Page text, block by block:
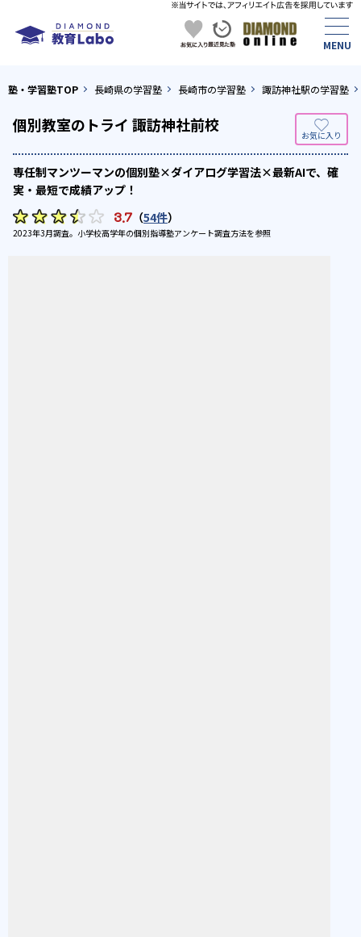
塾・学習塾TOP 長崎県の学習塾 長崎市の学習塾 諏訪神社駅の学習塾
個別教室のトライ 諏訪神社前校
専任制マンツーマンの個別塾×ダイアログ学習法×最新AIで、確
実・最短で成績アップ！
3.7 （54件）
2023年3月調査。 小学校高学年の個別指導塾アンケート調査方法を参照